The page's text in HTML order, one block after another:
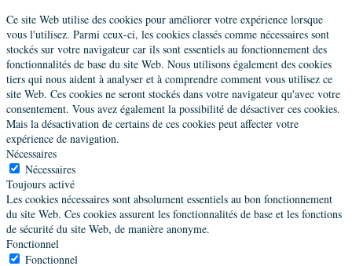
Ce site Web utilise des cookies pour améliorer votre expérience lorsque
vous l'utilisez. Parmi ceux-ci, les cookies classés comme nécessaires sont
stockés sur votre navigateur car ils sont essentiels au fonctionnement des
fonctionnalités de base du site Web. Nous utilisons également des cookies
tiers qui nous aident à analyser et à comprendre comment vous utilisez ce
site Web. Ces cookies ne seront stockés dans votre navigateur qu'avec votre
consentement. Vous avez également la possibilité de désactiver ces cookies.
Mais la désactivation de certains de ces cookies peut affecter votre
expérience de navigation.
Nécessaires
Nécessaires
Toujours activé
Les cookies nécessaires sont absolument essentiels au bon fonctionnement
du site Web. Ces cookies assurent les fonctionnalités de base et les fonctions
de sécurité du site Web, de manière anonyme.
Fonctionnel
Fonctionnel